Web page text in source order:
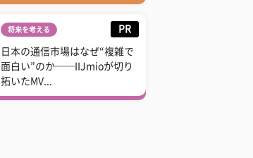
将来を考える PR
日本の通信市場はなぜ“複雑で
面白い”のか──IIJmioが切り
拓いたMV...